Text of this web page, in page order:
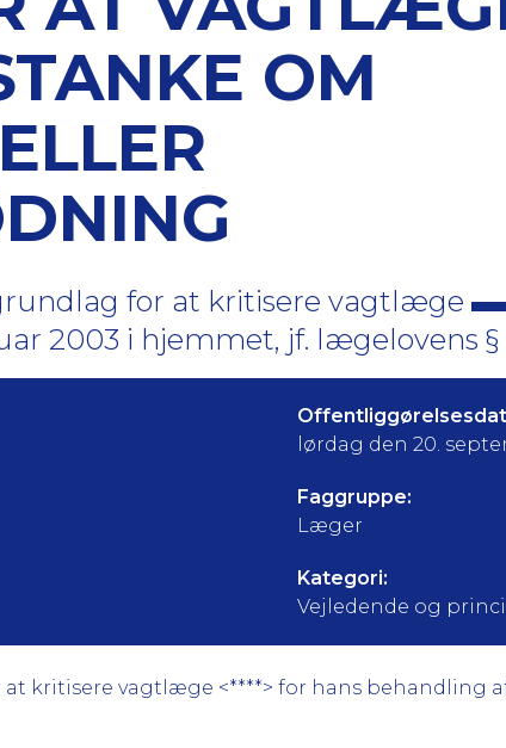
OM
for at kritisere vagtlæge
2003 i hjemmet, jf. lægelovens §
lørdag den 20.
Faggruppe:
Læger
Kategori:
Vejledende og
vagtlæge <****> for hans behandling af